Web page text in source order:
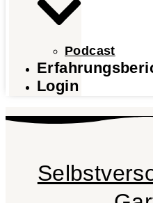
Podcast
Login